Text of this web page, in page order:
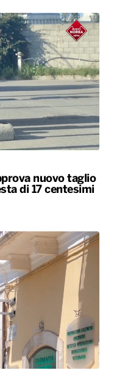
nuovo taglio
di 17 centesimi